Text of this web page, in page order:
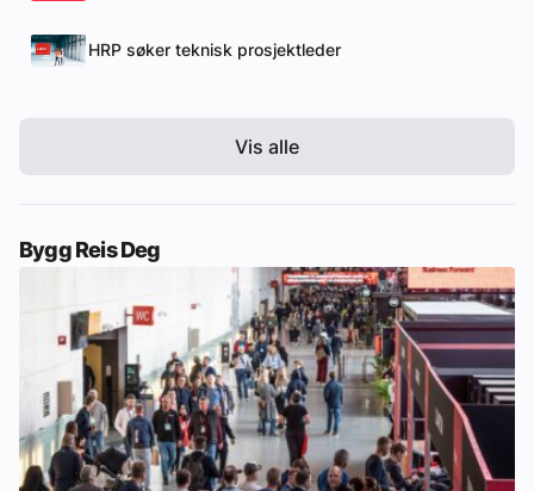
HRP søker teknisk prosjektleder
Vis alle
Bygg Reis Deg